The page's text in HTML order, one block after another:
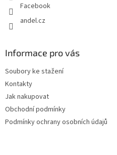
Facebook
andel.cz
Informace pro vás
Soubory ke stažení
Kontakty
Jak nakupovat
Obchodní podmínky
Podmínky ochrany osobních údajů